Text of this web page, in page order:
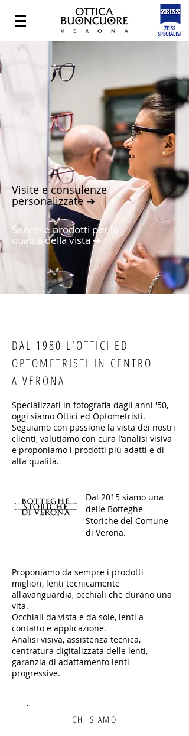
ZEISS
SPECIALIST
Visite e consulenze
personalizzate ➔
Servizi e prodotti per la
qualità della vista ➔
DAL 1980 L'OTTICI ED
OPTOMETRISTI IN CENTRO
A VERONA
Specializzati in fotografia dagli anni '50,
oggi siamo Ottici ed Optometristi.
Seguiamo con passione la vista dei nostri
clienti, valutiamo con cura l'analisi visiva
e proponiamo i prodotti più adatti e di
alta qualità.
Dal 2015 siamo una
delle Botteghe
Storiche del Comune
di Verona.
Proponiamo da sempre i prodotti
migliori, lenti tecnicamente
all'avanguardia, occhiali che durano una
vita.
Occhiali da vista e da sole, lenti a
contatto e applicazione.
Analisi visiva, assistenza tecnica,
centratura digitalizzata delle lenti,
garanzia di adattamento lenti
progressive.
CHI SIAMO